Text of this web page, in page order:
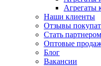
Агрегаты
Наши клиенты
Отзывы
Стать партнером
Оптовые
Блог
Вакансии